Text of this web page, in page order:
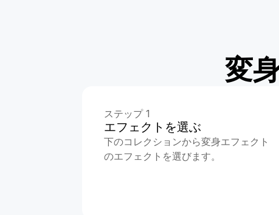
変
ステップ 1
エフェクトを選ぶ
下のコレクションから変身エフェクト
のエフェクトを選びます。